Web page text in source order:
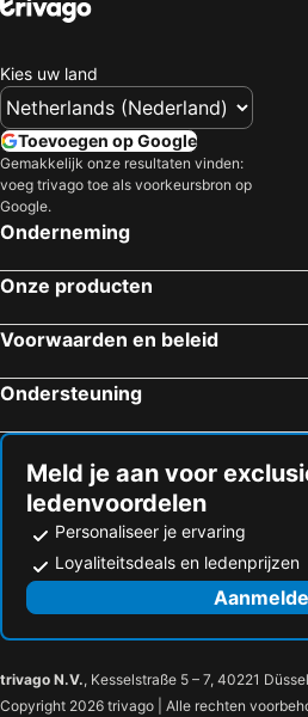
Kies uw land
Toevoegen op Google
Gemakkelijk onze resultaten vinden:
voeg trivago toe als voorkeursbron op
Google.
Onderneming
Onze producten
Voorwaarden en beleid
Ondersteuning
Meld je aan voor
ledenvoordelen
Personaliseer je ervaring
Loyaliteitsdeals en ledenprijzen
trivago N.V., Kesselstraße 5 – 7, 40221
Copyright 2026 trivago | Alle rechten